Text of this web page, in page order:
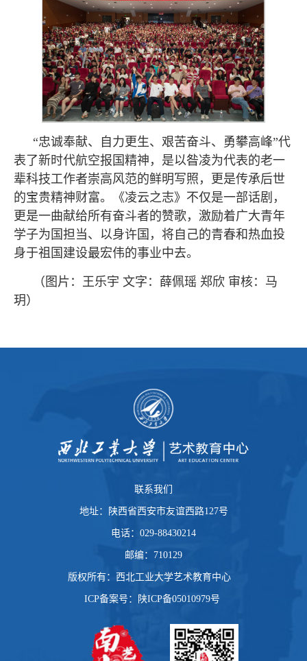
“忠诚奉献、自力更生、艰苦奋斗、勇攀高峰”代
表了新时代航空报国精神，是以昝凌为代表的老一
辈科技工作者崇高风范的鲜明写照，更是传承后世
的宝贵精神财富。《凌云之志》不仅是一部话剧，
更是一曲献给所有奋斗者的赞歌，激励着广大青年
学子为国担当、以身许国，将自己的青春和热血投
身于祖国建设最宏伟的事业中去。
（图片：王乐宇 文字：薛佩瑶 郑欣 审核：马
玥）
联系我们
地址：陕西省西安市友谊西路127号
电话：029-88430214
邮编：710129
版权所有：西北工业大学艺术教育中心
ICP备案号：陕ICP备05010979号